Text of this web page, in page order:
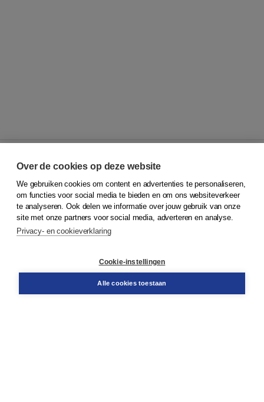
© 2026Koninklijke Boom uitgevers
Klantenservice
Service & informatie
Contact
Over de cookies op deze website
We gebruiken cookies om content en advertenties te personaliseren,
om functies voor social media te bieden en om ons websiteverkeer
te analyseren. Ook delen we informatie over jouw gebruik van onze
site met onze partners voor social media, adverteren en analyse.
Privacy- en cookieverklaring
Cookie-instellingen
Alle cookies toestaan